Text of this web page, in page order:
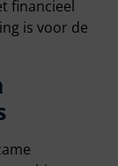
financieel
is voor de